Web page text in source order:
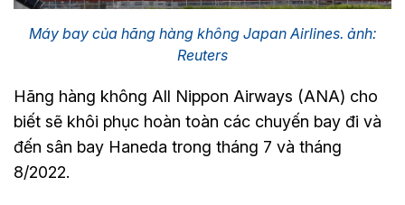
Máy bay của hãng hàng không Japan Airlines. ảnh:
Reuters
Hãng hàng không All Nippon Airways (ANA) cho
biết sẽ khôi phục hoàn toàn các chuyến bay đi và
đến sân bay Haneda trong tháng 7 và tháng
8/2022.